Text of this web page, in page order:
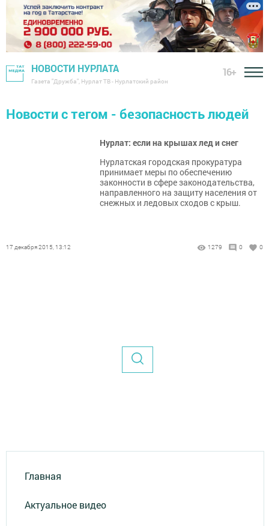
НОВОСТИ НУРЛАТА
Газета "Дружба", Нурлат ТВ - Нурлатский район
16+
Новости с тегом - безопасность людей
Нурлат: если на крышах лед и снег
Нурлатская городская прокуратура
принимает меры по обеспечению
законности в сфере законодательства,
направленного на защиту населения от
снежных и ледовых сходов с крыш.
17 декабря 2015, 13:12 1279 0 0
Главная
Актуальное видео